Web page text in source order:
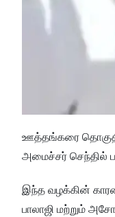
ஊத்தங்கரை தொகுதி
அமைச்சர் செந்தில்
இந்த வழக்கின்
பாலாஜி மற்றும்